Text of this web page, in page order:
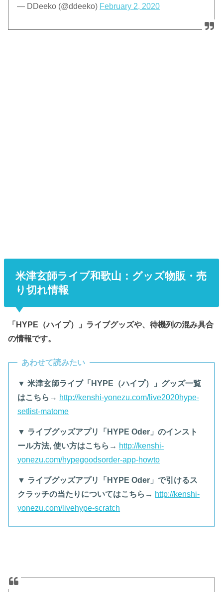
— DDeeko (@ddeeko) February 2, 2020
米津玄師ライブ和歌山：グッズ物販・売
り切れ情報
「HYPE（ハイプ）」ライブグッズや、待機列の混み具合
の情報です。
あわせて読みたい
▼ 米津玄師ライブ「HYPE（ハイプ）」グッズ一覧
はこちら→ http://kenshi-yonezu.com/live2020hype-
setlist-matome
▼ ライブグッズアプリ「HYPE Oder」のインスト
ール方法, 使い方はこちら→ http://kenshi-
yonezu.com/hypegoodsorder-app-howto
▼ ライブグッズアプリ「HYPE Oder」で引けるス
クラッチの当たりについてはこちら→ http://kenshi-
yonezu.com/livehype-scratch